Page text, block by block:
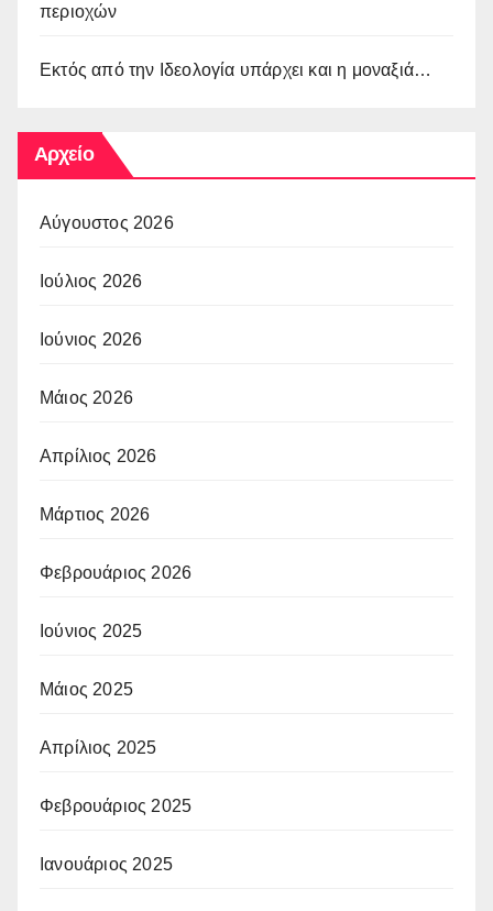
περιοχών
Εκτός από την Ιδεολογία υπάρχει και η μοναξιά…
Αρχείο
Αύγουστος 2026
Ιούλιος 2026
Ιούνιος 2026
Μάιος 2026
Απρίλιος 2026
Μάρτιος 2026
Φεβρουάριος 2026
Ιούνιος 2025
Μάιος 2025
Απρίλιος 2025
Φεβρουάριος 2025
Ιανουάριος 2025